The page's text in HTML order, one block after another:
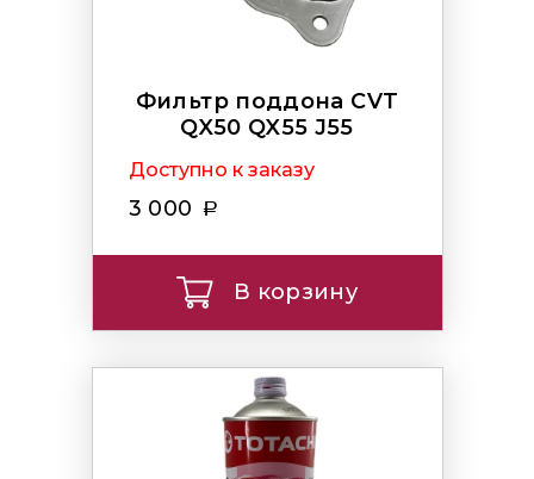
Фильтр поддона CVT
QX50 QX55 J55
Доступно к заказу
3 000
В корзину